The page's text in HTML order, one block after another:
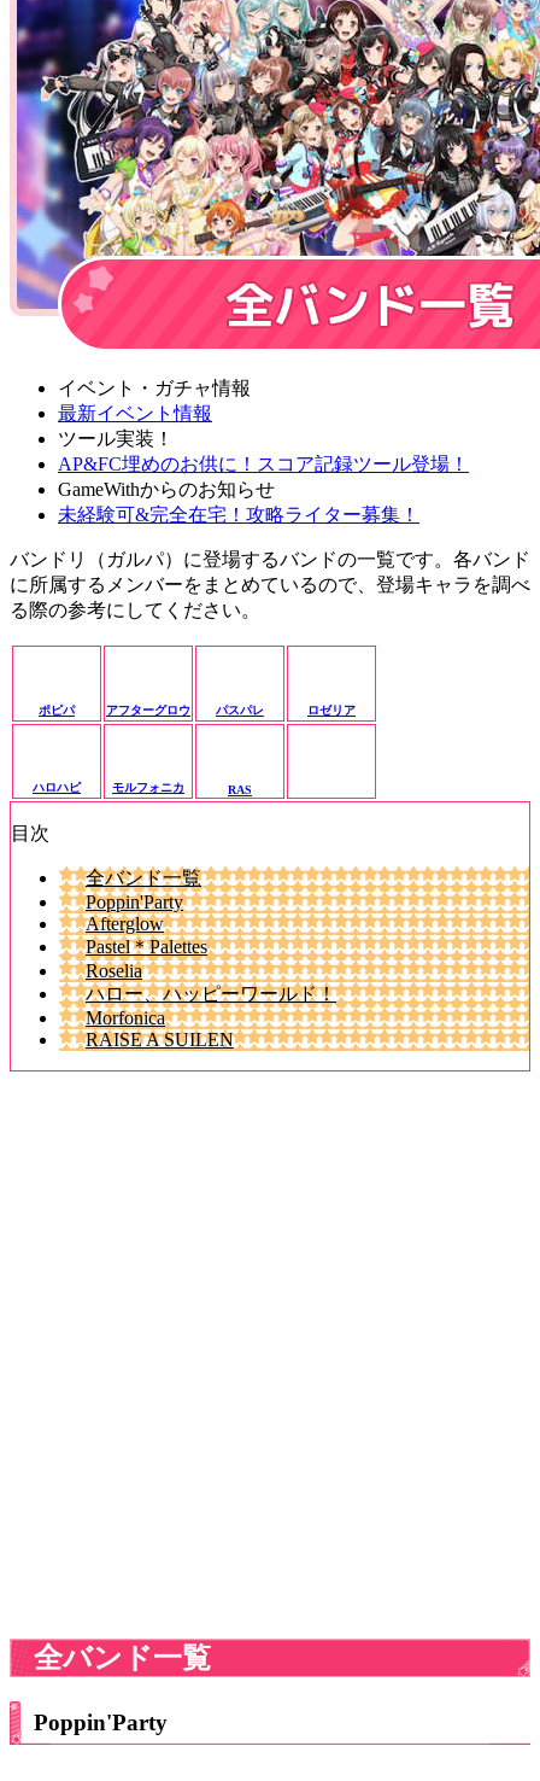
イベント・ガチャ情報
最新イベント情報
ツール実装！
AP&FC埋めのお供に！スコア記録ツール登場！
GameWithからのお知らせ
未経験可&完全在宅！攻略ライター募集！
バンドリ（ガルパ）に登場するバンドの一覧です。各バンド
に所属するメンバーをまとめているので、登場キャラを調べ
る際の参考にしてください。
ポピパ アフターグロウ パスパレ ロゼリア
ハロハピ モルフォニカ RAS
目次
全バンド一覧
Poppin'Party
Afterglow
Pastel＊Palettes
Roselia
ハロー、ハッピーワールド！
Morfonica
RAISE A SUILEN
全バンド一覧
Poppin'Party